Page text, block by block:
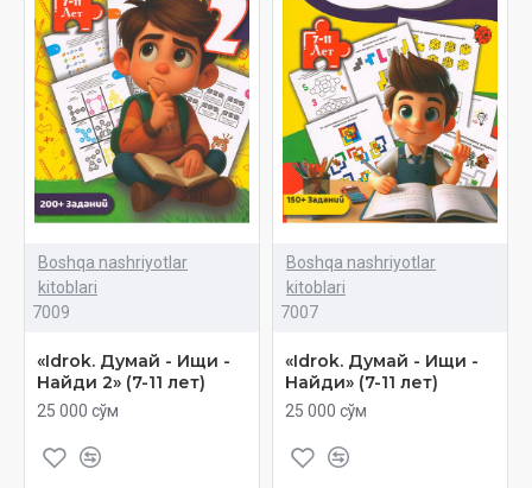
Boshqa nashriyotlar
kitoblari
7009
«Idrok. Думай - Ищи -
Найди 2» (7-11 лет)
25 000 сўм
Boshqa nashriyotlar
kitoblari
7007
«Idrok. Думай - Ищи -
Найди» (7-11 лет)
25 000 сўм